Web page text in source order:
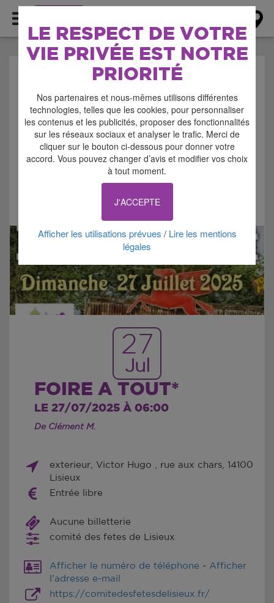
LE RESPECT DE VOTRE
VIE PRIVÉE EST NOTRE
PRIORITÉ
Nos partenaires et nous-mêmes utilisons différentes
technologies, telles que les cookies, pour personnaliser
les contenus et les publicités, proposer des fonctionnalités
sur les réseaux sociaux et analyser le trafic. Merci de
cliquer sur le bouton ci-dessous pour donner votre
accord. Vous pouvez changer d’avis et modifier vos choix
à tout moment.
J'ACCEPTE
Afficher les utilisations prévues / Lire les mentions
légales
AGENDA > BROCANTE
- VIDE GRENIER -
BOURSE
Signaler cette annonce
27
Jul
FOIRE A TOUT*
LE 27/07/2025 À 06:00
De Clément M.
exterieur, Victor Hugo , rue aux chars, 14100
Lisieux
Entrée libre
Aucune billetterie
comité des fetes de Lisieux
Afficher le numéro de téléphone - Afficher
l'adresse e-mail
https://comitedesfetesdelisieux.fr/